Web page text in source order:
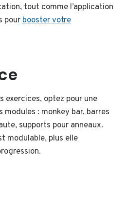
tout comme l’application
pourbooster votre
exercices, optez pour une
: monkey bar, barres
supports pour anneaux.
modulable, plus elle